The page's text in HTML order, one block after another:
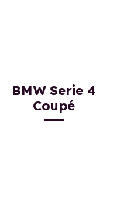
BMW Serie 4
Coupé